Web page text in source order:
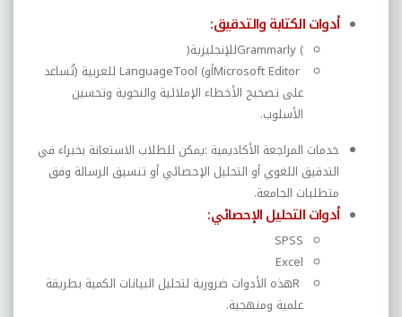
أدوات الكتابة والتدقيق:
Grammarly (للإنجليزية)
Microsoft EditorأوLanguageTool ( للعربية )تُساعد
على تصحيح الأخطاء الإملائية والنحوية وتحسين
الأسلوب.
خدمات المراجعة الأكاديمية :يمكن للطلاب الاستعانة بخبراء في
التدقيق اللغوي أو التحليل الإحصائي أو تنسيق الرسالة وفق
متطلبات الجامعة.
أدوات التحليل الإحصائي:
SPSS
Excel
Rهذه الأدوات ضرورية لتحليل البيانات الكمية بطريقة
علمية ومنهجية.